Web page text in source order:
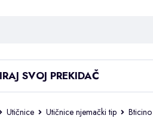
SVOJ PREKIDAČ
Utičnice Utičnice njemački tip